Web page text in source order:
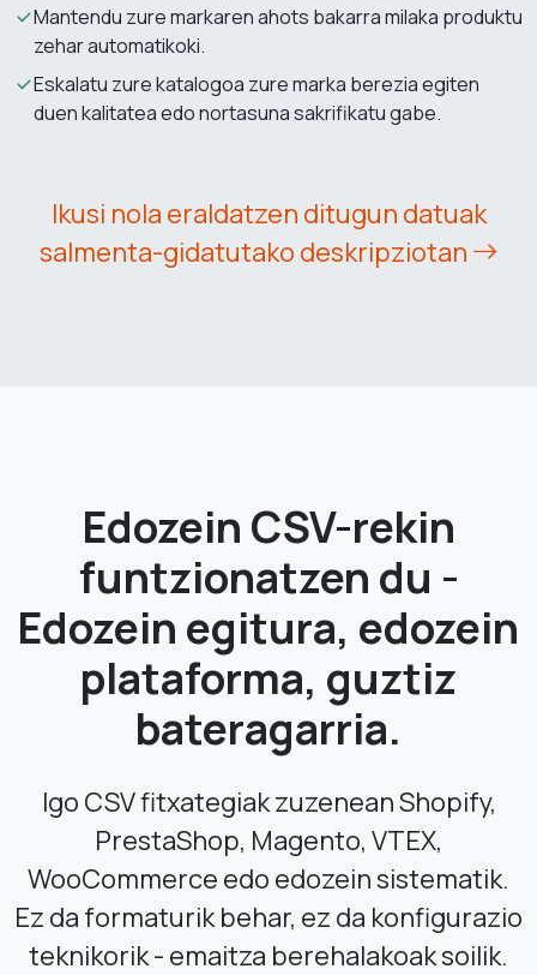
Mantendu zure markaren ahots bakarra milaka produktu
zehar automatikoki.
Eskalatu zure katalogoa zure marka berezia egiten
duen kalitatea edo nortasuna sakrifikatu gabe.
Ikusi nola eraldatzen ditugun datuak
salmenta-gidatutako deskripziotan
Edozein CSV-rekin
funtzionatzen du -
Edozein egitura, edozein
plataforma, guztiz
bateragarria.
Igo CSV fitxategiak zuzenean Shopify,
PrestaShop, Magento, VTEX,
WooCommerce edo edozein sistematik.
Ez da formaturik behar, ez da konfigurazio
teknikorik - emaitza berehalakoak soilik.